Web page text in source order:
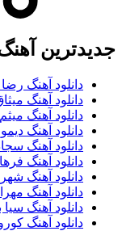
جدیدترین
دانلود آهنگ رضا
دانلود آهنگ
دانلود آهنگ
دانلود آهنگ
دانلود آهنگ
دانلود آهنگ
دانلود آهنگ
دانلود آهنگ
دانلود آهنگ
دانلود آهنگ